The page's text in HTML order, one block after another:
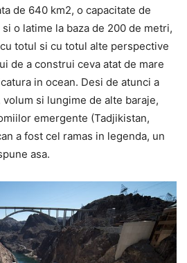
de 640 km2, o capacitate de
o latime la baza de 200 de metri,
totul si cu totul alte perspective
de a construi ceva atat de mare
in ocean. Desi de atunci a
si lungime de alte baraje,
emergente (Tadjikistan,
a fost cel ramas in legenda, un
asa.